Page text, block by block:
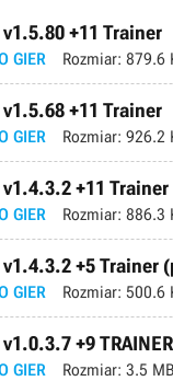
+11 Trainer
GIER Rozmiar: 879.6
+11 Trainer
GIER Rozmiar: 926.2
+11 Trainer
GIER Rozmiar: 886.3
+5 Trainer
GIER Rozmiar: 500.6
+9 TRAINER
GIER Rozmiar: 3.5 MB